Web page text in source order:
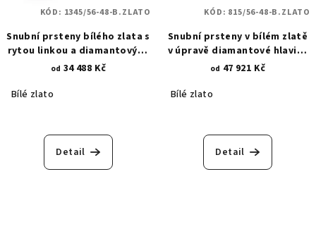
Snubní prsteny bílého zlata s
rytou linkou a diamantovými
hroty 1345
od 34 488 Kč
Bílé zlato
Detail
KÓD: 1345/56-48-B.ZLATO
Snubní prsteny v bílém zlatě
v úpravě diamantové hlavice
- hrubý lesk 815
od 47 921 Kč
Bílé zlato
Detail
KÓD: 815/56-48-B.ZLATO